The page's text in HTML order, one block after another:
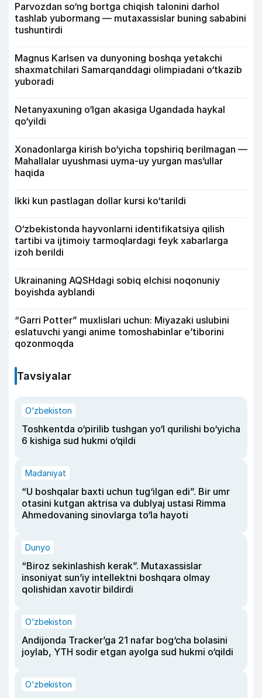
Parvozdan so‘ng bortga chiqish talonini darhol
tashlab yubormang — mutaxassislar buning sababini
tushuntirdi
Magnus Karlsen va dunyoning boshqa yetakchi
shaxmatchilari Samarqanddagi olimpiadani o‘tkazib
yuboradi
Netanyaxuning o‘lgan akasiga Ugandada haykal
qo‘yildi
Xonadonlarga kirish bo‘yicha topshiriq berilmagan —
Mahallalar uyushmasi uyma-uy yurgan mas’ullar
haqida
Ikki kun pastlagan dollar kursi ko‘tarildi
O‘zbekistonda hayvonlarni identifikatsiya qilish
tartibi va ijtimoiy tarmoqlardagi feyk xabarlarga
izoh berildi
Ukrainaning AQSHdagi sobiq elchisi noqonuniy
boyishda ayblandi
“Garri Potter” muxlislari uchun: Miyazaki uslubini
eslatuvchi yangi anime tomoshabinlar e’tiborini
qozonmoqda
Tavsiyalar
O‘zbekiston
Toshkentda o‘pirilib tushgan yo‘l qurilishi bo‘yicha
6 kishiga sud hukmi o‘qildi
Madaniyat
“U boshqalar baxti uchun tug‘ilgan edi”. Bir umr
otasini kutgan aktrisa va dublyaj ustasi Rimma
Ahmedovaning sinovlarga to‘la hayoti
Dunyo
“Biroz sekinlashish kerak”. Mutaxassislar
insoniyat sun’iy intellektni boshqara olmay
qolishidan xavotir bildirdi
O‘zbekiston
Andijonda Tracker’ga 21 nafar bog‘cha bolasini
joylab, YTH sodir etgan ayolga sud hukmi o‘qildi
O‘zbekiston